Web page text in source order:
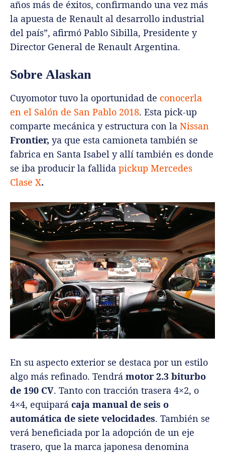
años más de éxitos, confirmando una vez más
la apuesta de Renault al desarrollo industrial
del país”, afirmó Pablo Sibilla, Presidente y
Director General de Renault Argentina.
Sobre Alaskan
Cuyomotor tuvo la oportunidad de conocerla
en el Salón de San Pablo 2018. Esta pick-up
comparte mecánica y estructura con la Nissan
Frontier, ya que esta camioneta también se
fabrica en Santa Isabel y allí también es donde
se iba producir la fallida pickup Mercedes
Clase X.
En su aspecto exterior se destaca por un estilo
algo más refinado. Tendrá motor 2.3 biturbo
de 190 CV. Tanto con tracción trasera 4×2, o
4×4, equipará caja manual de seis o
automática de siete velocidades. También se
verá beneficiada por la adopción de un eje
trasero, que la marca japonesa denomina